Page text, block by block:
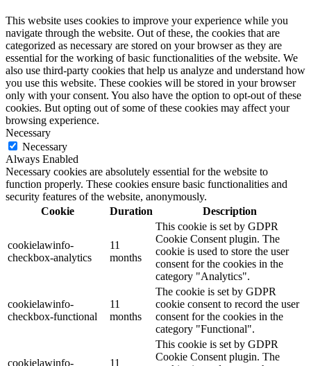
This website uses cookies to improve your experience while you
navigate through the website. Out of these, the cookies that are
categorized as necessary are stored on your browser as they are
essential for the working of basic functionalities of the website. We
also use third-party cookies that help us analyze and understand how
you use this website. These cookies will be stored in your browser
only with your consent. You also have the option to opt-out of these
cookies. But opting out of some of these cookies may affect your
browsing experience.
Necessary
Necessary
Always Enabled
Necessary cookies are absolutely essential for the website to
function properly. These cookies ensure basic functionalities and
security features of the website, anonymously.
Cookie
Duration Description
cookielawinfo-
checkbox-analytics
11
months
This cookie is set by GDPR
Cookie Consent plugin. The
cookie is used to store the user
consent for the cookies in the
category "Analytics".
cookielawinfo-
checkbox-functional
11
months
The cookie is set by GDPR
cookie consent to record the user
consent for the cookies in the
category "Functional".
cookielawinfo- 11
This cookie is set by GDPR
Cookie Consent plugin. The